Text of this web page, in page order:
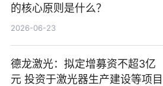
的核心原则是什么？
2026-06-23
德龙激光：拟定增募资不超3亿
元 投资于激光器生产建设等项目